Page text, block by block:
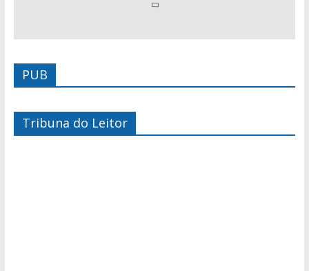
PUB
Tribuna do Leitor